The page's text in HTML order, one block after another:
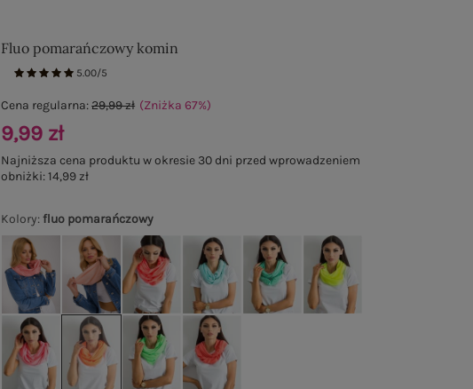
Fluo pomarańczowy komin
5.00/5
Kolory:fluo pomarańczowy
Cena regularna:29,99 zł (Zniżka67%)
9,99 zł
Najniższa cena produktu w okresie 30 dni przed wprowadzeniem
obniżki:14,99 zł